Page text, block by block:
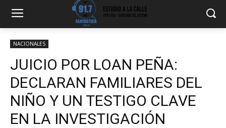
NACIONALES
JUICIO POR LOAN PEÑA:
DECLARAN FAMILIARES DEL
NIÑO Y UN TESTIGO CLAVE
EN LA INVESTIGACIÓN